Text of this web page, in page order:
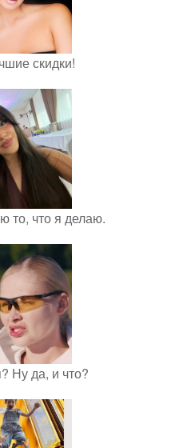
скидки!
то, что я делаю.
Ну да, и что?